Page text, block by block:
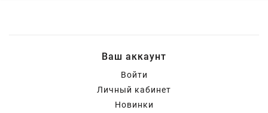
Ваш аккаунт
Войти
Личный кабинет
Новинки